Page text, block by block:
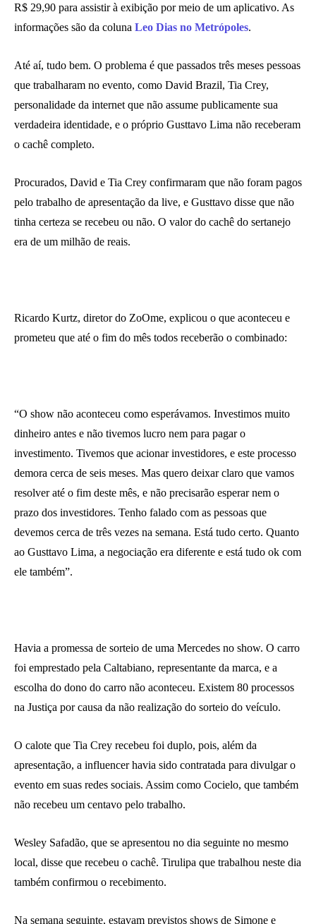
R$ 29,90 para assistir à exibição por meio de um aplicativo. As
informações são da coluna Leo Dias no Metrópoles.
Até aí, tudo bem. O problema é que passados três meses pessoas
que trabalharam no evento, como David Brazil, Tia Crey,
personalidade da internet que não assume publicamente sua
verdadeira identidade, e o próprio Gusttavo Lima não receberam
o cachê completo.
Procurados, David e Tia Crey confirmaram que não foram pagos
pelo trabalho de apresentação da live, e Gusttavo disse que não
tinha certeza se recebeu ou não. O valor do cachê do sertanejo
era de um milhão de reais.
Ricardo Kurtz, diretor do ZoOme, explicou o que aconteceu e
prometeu que até o fim do mês todos receberão o combinado:
“O show não aconteceu como esperávamos. Investimos muito
dinheiro antes e não tivemos lucro nem para pagar o
investimento. Tivemos que acionar investidores, e este processo
demora cerca de seis meses. Mas quero deixar claro que vamos
resolver até o fim deste mês, e não precisarão esperar nem o
prazo dos investidores. Tenho falado com as pessoas que
devemos cerca de três vezes na semana. Está tudo certo. Quanto
ao Gusttavo Lima, a negociação era diferente e está tudo ok com
ele também”.
Havia a promessa de sorteio de uma Mercedes no show. O carro
foi emprestado pela Caltabiano, representante da marca, e a
escolha do dono do carro não aconteceu. Existem 80 processos
na Justiça por causa da não realização do sorteio do veículo.
O calote que Tia Crey recebeu foi duplo, pois, além da
apresentação, a influencer havia sido contratada para divulgar o
evento em suas redes sociais. Assim como Cocielo, que também
não recebeu um centavo pelo trabalho.
Wesley Safadão, que se apresentou no dia seguinte no mesmo
local, disse que recebeu o cachê. Tirulipa que trabalhou neste dia
também confirmou o recebimento.
Na semana seguinte, estavam previstos shows de Simone e